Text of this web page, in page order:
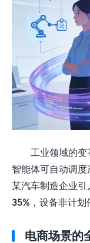
工业领域的变
智能体可自动调度
某汽车制造企业
35%，设备非计划
电商场景的